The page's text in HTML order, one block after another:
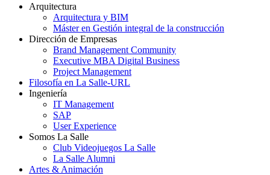
Arquitectura
Arquitectura y BIM
Máster en Gestión integral de la construcción
Dirección de Empresas
Brand Management Community
Executive MBA Digital Business
Project Management
Filosofía en La Salle-URL
Ingeniería
IT Management
SAP
User Experience
Somos La Salle
Club Videojuegos La Salle
La Salle Alumni
Artes & Animación